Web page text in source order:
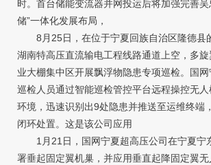
时。首台储能变流器并网投运后将加强完善吴
储”一体化发展布局，
8月25日，在位于宁夏回族自治区隆德县
湖南特高压直流输电工程线路通道上空，多
业大棚集中区开展飘浮物隐患专项巡检。国
巡检人员通过智能巡检管控平台远程操控无
环境，迅速识别出9处隐患并推送至运维终端
闭环处置。这是该公司应用
1月21日，国网宁夏超高压公司在宁夏宁
署垂起固定翼机巢，并应用垂直起降固定翼